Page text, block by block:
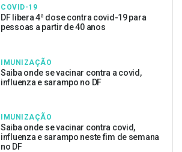
COVID-19
DF libera 4ª dose contra covid-19 para
pessoas a partir de 40 anos
IMUNIZAÇÃO
Saiba onde se vacinar contra a covid,
influenza e sarampo no DF
IMUNIZAÇÃO
Saiba onde se vacinar contra covid,
influenza e sarampo neste fim de semana
no DF